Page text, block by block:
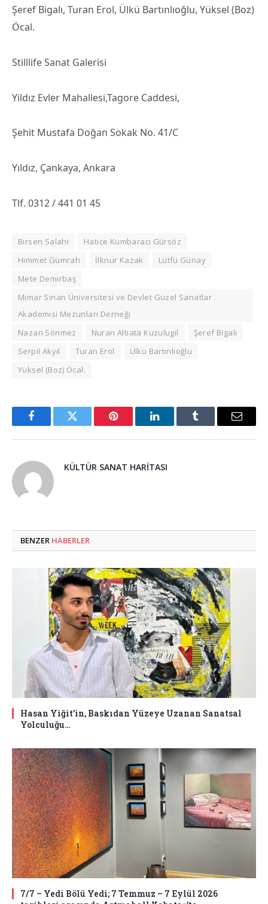
Şeref Bigalı, Turan Erol, Ülkü Bartınlıoğlu, Yüksel (Boz)
Öcal.
Stilllife Sanat Galerisi
Yildız Evler Mahallesi,Tagore Caddesi,
Şehit Mustafa Doğan Sokak No. 41/C
Yıldız, Çankaya, Ankara
Tlf. 0312 / 441 01 45
Birsen Salahi
Hatice Kumbaracı Gürsöz
Himmet Gümrah
İlknur Kazak
Lütfü Günay
Mete Demirbaş
Mimar Sinan Üniversitesi ve Devlet Güzel Sanatlar
Akademisi Mezunları Derneği
Nazan Sönmez
Nuran Altıata Kuzulugil
Şeref Bigalı
Serpil Akyıl
Turan Erol
Ülkü Bartınlıoğlu
Yüksel (Boz) Öcal.
FacebookTwitter Pinterest LinkedInTumblr Email
KÜLTÜR SANAT HARITASI
BENZER HABERLER
Hasan Yiğit’in, Baskıdan Yüzeye Uzanan Sanatsal
Yolculuğu…
7/7 – Yedi Bölü Yedi; 7 Temmuz – 7 Eylül 2026